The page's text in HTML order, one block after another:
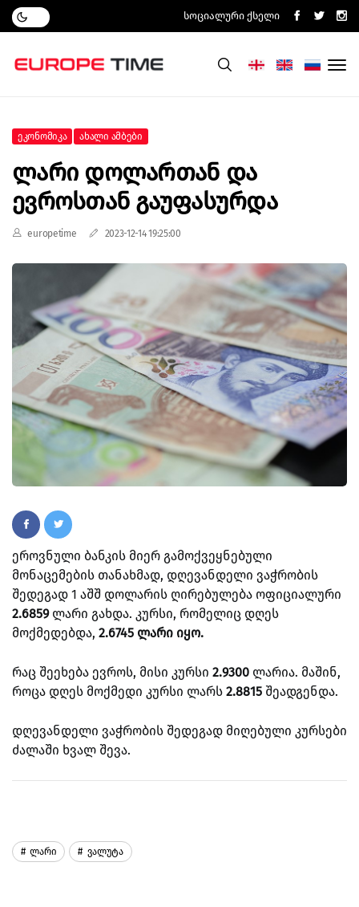
Სოციალური Ქსელი
Ეკონომიკა Ახალი Ამბები
Ლარი Დოლართან Და
Ევროსთან Გაუფასურდა
europetime 2023-12-14 19:25:00
ეროვნული ბანკის მიერ გამოქვეყნებული
მონაცემების თანახმად, დღევანდელი ვაჭრობის
შედეგად 1 აშშ დოლარის ღირებულება ოფიციალური
2.6859ლარი გახდა. კურსი, რომელიც დღეს
მოქმედებდა, 2.6745 ლარი იყო.
რაც შეეხება ევროს, მისი კურსი 2.9300 ლარია. მაშინ,
როცა დღეს მოქმედი კურსი ლარს 2.8815 შეადგენდა.
დღევანდელი ვაჭრობის შედეგად მიღებული კურსები
ძალაში ხვალ შევა.
Ლარი Ვალუტა